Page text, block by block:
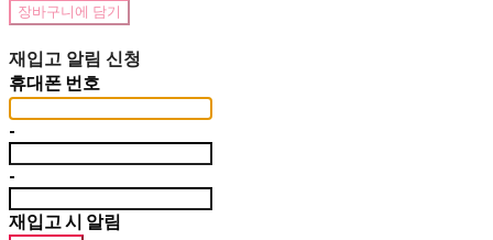
장바구니에 담기
재입고 알림 신청
휴대폰 번호
-
-
재입고 시 알림